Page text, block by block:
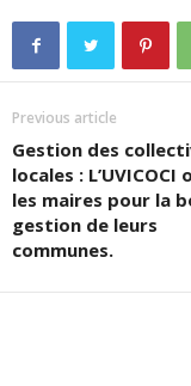
Previous article
Gestion des
locales : L’UVICOCI
les maires pour la
gestion de leurs
communes.